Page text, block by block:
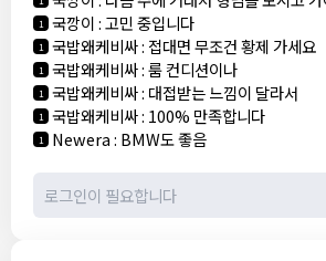
1 국깡이:고민 중입니다
1 국밥왜케비싸: 접대면 무조건 황제 가세요
1 국밥왜케비싸:룸 컨디션이나
1 국밥왜케비싸: 대접받는 느낌이 달라서
1 국밥왜케비싸: 100% 만족합니다
1 Newera: BMW도 좋음